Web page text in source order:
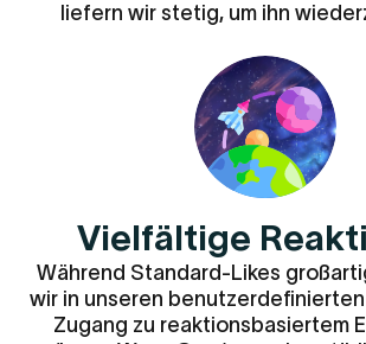
liefern wir stetig, um ihn
Vielfältige
Während Standard-Likes
wir in unseren
Zugang zu reaktionsbasiertem